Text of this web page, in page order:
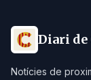
Diari de
Notícies de